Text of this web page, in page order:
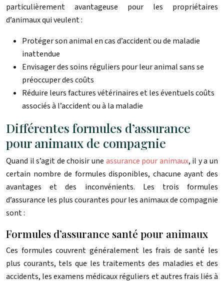
particulièrement avantageuse pour les propriétaires
d’animaux qui veulent :
Protéger son animal en cas d’accident ou de maladie
inattendue
Envisager des soins réguliers pour leur animal sans se
préoccuper des coûts
Réduire leurs factures vétérinaires et les éventuels coûts
associés à l’accident ou à la maladie
Différentes formules d’assurance
pour animaux de compagnie
Quand il s’agit de choisir une assurance pour animaux, il y a un
certain nombre de formules disponibles, chacune ayant des
avantages et des inconvénients. Les trois formules
d’assurance les plus courantes pour les animaux de compagnie
sont :
Formules d’assurance santé pour animaux
Ces formules couvrent généralement les frais de santé les
plus courants, tels que les traitements des maladies et des
accidents, les examens médicaux réguliers et autres frais liés à